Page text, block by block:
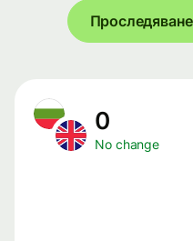
0
No change